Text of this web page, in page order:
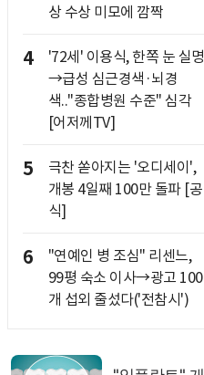
상 수상 미모에 깜짝
4
'72세' 이용식, 한쪽 눈 실명
→급성 심근경색·뇌경
색.."종합병원 수준" 심각
[어저께TV]
5
극찬 쏟아지는 '오디세이',
개봉 4일째 100만 돌파 [공
식]
6
"연예인 병 조심" 리센느,
99평 숙소 이사→광고 100
개 섭외 줄섰다('전참시')